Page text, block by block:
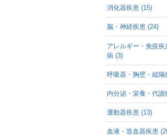
消化器疾患 (15)
脳・神経疾患 (24)
アレルギー・免疫疾
病 (3)
呼吸器・胸壁・縦隔
内分泌・栄養・代謝
運動器疾患 (13)
血液・造血器疾患